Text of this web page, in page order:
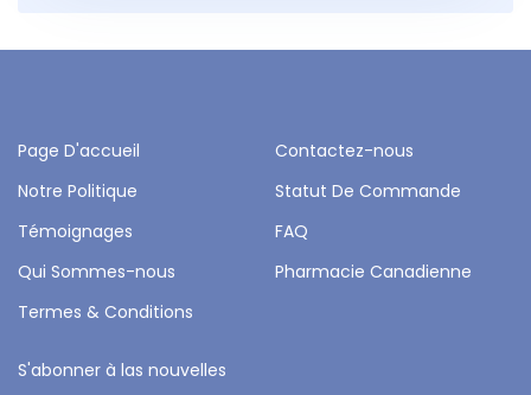
Page D'accueil
Contactez-nous
Notre Politique
Statut De Commande
Témoignages
FAQ
Qui Sommes-nous
Pharmacie Canadienne
Termes & Conditions
S'abonner à las nouvelles